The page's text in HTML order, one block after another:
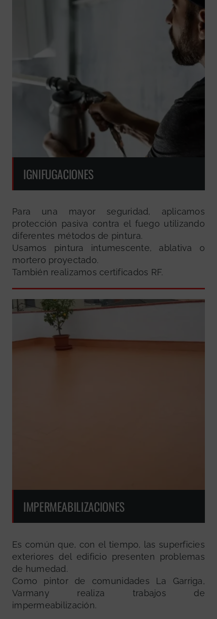
IGNIFUGACIONES
Para una mayor seguridad, aplicamos
protección pasiva contra el fuego utilizando
diferentes métodos de pintura.
Usamos pintura intumescente, ablativa o
mortero proyectado.
También realizamos certificados RF.
IMPERMEABILIZACIONES
Es común que, con el tiempo, las superficies
exteriores del edificio presenten problemas
de humedad.
Como pintor de comunidades La Garriga,
Varmany realiza trabajos de
impermeabilización.